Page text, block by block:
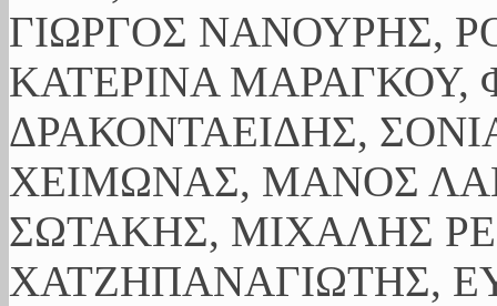
ΓΙΩΡΓΟΣ ΝΑΝΟΥΡΗΣ,
ΚΑΤΕΡΙΝΑ ΜΑΡΑΓΚΟΥ,
ΔΡΑΚΟΝΤΑΕΙΔΗΣ,
ΧΕΙΜΩΝΑΣ, ΜΑΝΟΣ
ΣΩΤΑΚΗΣ, ΜΙΧΑΛΗΣ
ΧΑΤΖΗΠΑΝΑΓΙΩΤΗΣ,